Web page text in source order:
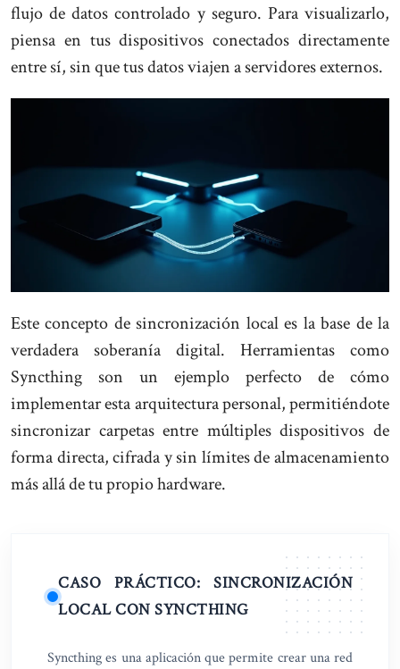
flujo de datos controlado y seguro. Para visualizarlo,
piensa en tus dispositivos conectados directamente
entre sí, sin que tus datos viajen a servidores externos.
Este concepto de sincronización local es la base de la
verdadera soberanía digital. Herramientas como
Syncthing son un ejemplo perfecto de cómo
implementar esta arquitectura personal, permitiéndote
sincronizar carpetas entre múltiples dispositivos de
forma directa, cifrada y sin límites de almacenamiento
más allá de tu propio hardware.
CASO PRÁCTICO: SINCRONIZACIÓN
LOCAL CON SYNCTHING
Syncthing es una aplicación que permite crear una red